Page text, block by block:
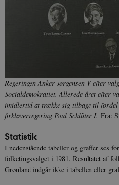
Regeringen Anker Jørgensen V efter
Socialdemokratiet. Allerede året efter
imidlertid at trække sig tilbage til fordel
firkløverregering Poul Schlüter I. Fra:
Statistik
I nedenstående tabeller og graffer ses
folketingsvalget i 1981. Resultatet af
Grønland indgår ikke i tabellen eller